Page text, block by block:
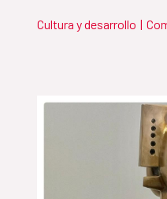
Cultura y desarrollo |